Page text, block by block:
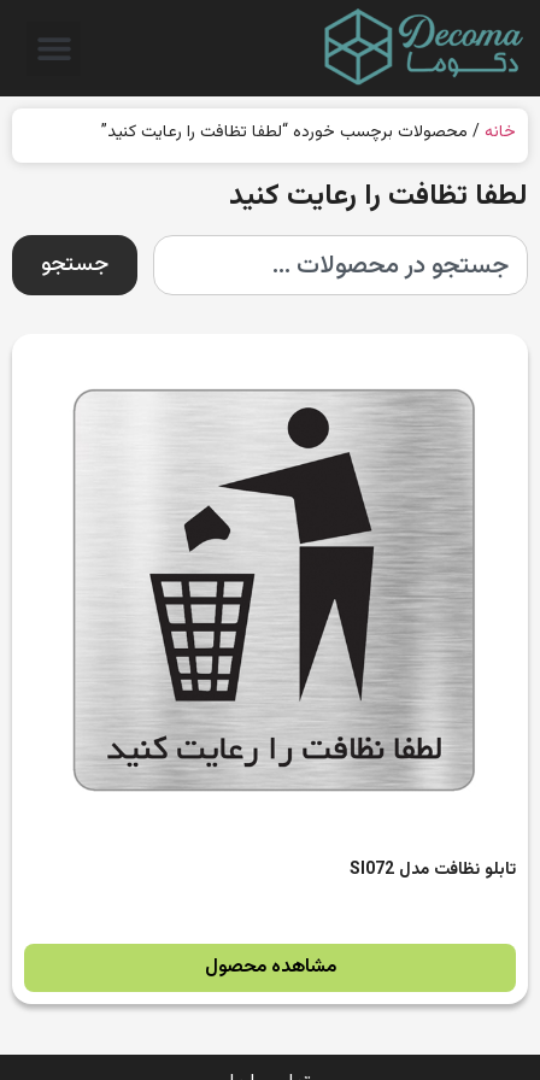
خانه / محصولات برچسب خورده “لطفا تظافت را رعایت کنید”
لطفا تظافت را رعایت کنید
جستجو
تابلو نظافت مدل SI072
مشاهده محصول